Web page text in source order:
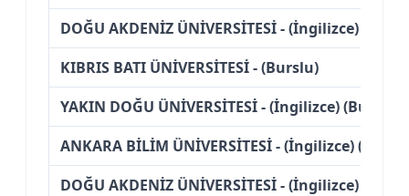
DOĞU AKDENİZ ÜNİVERSİTESİ - (İngilizce)
KIBRIS BATI ÜNİVERSİTESİ - (Burslu)
YAKIN DOĞU ÜNİVERSİTESİ - (İngilizce) (Burslu)
ANKARA BİLİM ÜNİVERSİTESİ - (İngilizce) (%50
DOĞU AKDENİZ ÜNİVERSİTESİ - (İngilizce)